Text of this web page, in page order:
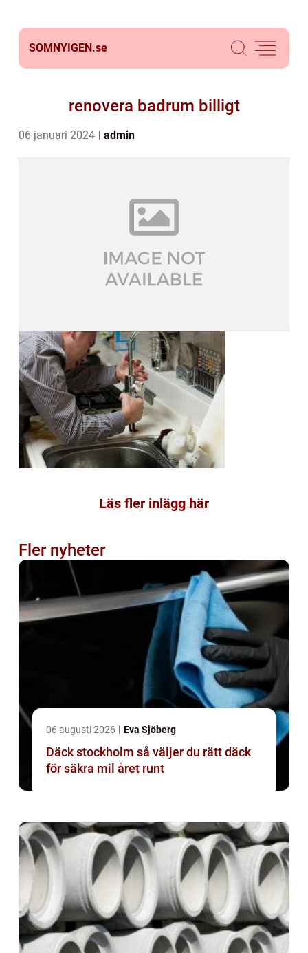
SOMNYIGEN.se
renovera badrum billigt
06 januari 2024 admin
Läs fler inlägg här
Fler nyheter
06 augusti 2026 Eva Sjöberg
Däck stockholm så väljer du rätt däck
för säkra mil året runt